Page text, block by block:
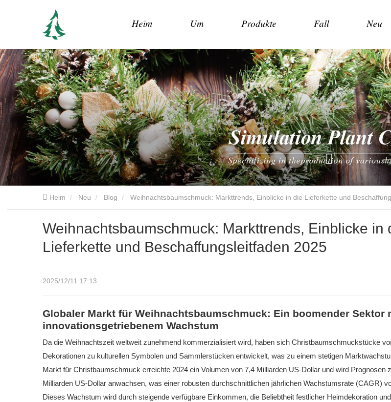
Heim Um Produkte Fall Neu
Heim Neu Blog Weihnachtsbaumschmuck: Markttrends, Einblicke in die Lieferkette und
Weihnachtsbaumschmuck: Markttrends, Einblicke in
Lieferkette und Beschaffungsleitfaden 2025
2025/12/11 17:13
Globaler Markt für Weihnachtsbaumschmuck: Ein boomender Sektor
innovationsgetriebenem Wachstum
Da die Weihnachtszeit weltweit zunehmend kommerzialisiert wird, haben sich Christbaumschmuckstücke
Dekorationen zu kulturellen Symbolen und Sammlerstücken entwickelt, was zu einem stetigen
Markt für Christbaumschmuck erreichte 2024 ein Volumen von 7,4 Milliarden US-Dollar und wird Prognosen
Milliarden US-Dollar anwachsen, was einer robusten durchschnittlichen jährlichen Wachstumsrate (CAGR)
Dieses Wachstum wird durch steigende verfügbare Einkommen, die Beliebtheit festlicher Heimdekoration